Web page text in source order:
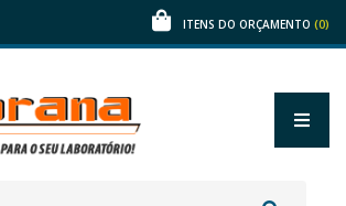
ITENS DO ORÇAMENTO (0)